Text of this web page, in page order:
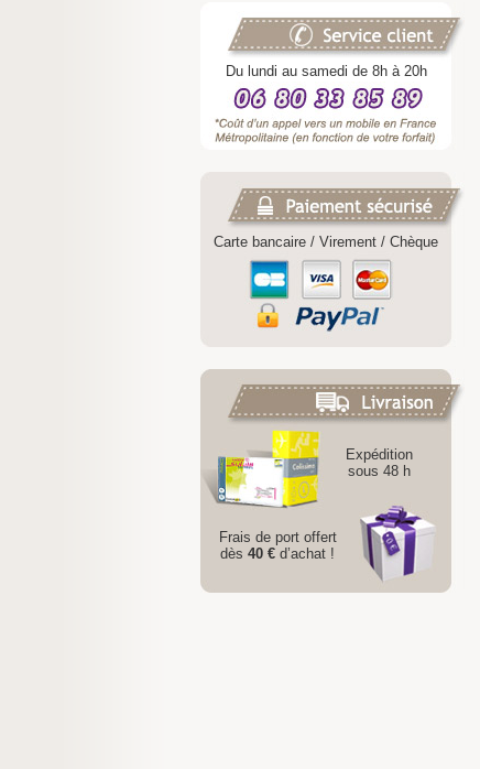
Du lundi au samedi de 8h à 20h
Carte bancaire / Virement / Chèque
Expédition
sous 48 h
Frais de port offert
dès 40 € d’achat !